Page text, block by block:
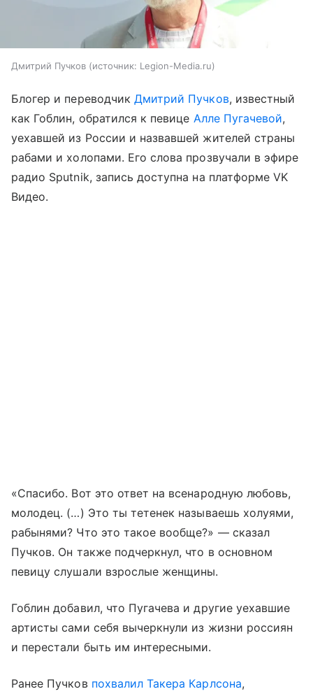
Дмитрий Пучков источник: Legion-Media.ru
Блогер и переводчик Дмитрий Пучков, известный
как Гоблин, обратился к певице Алле Пугачевой,
уехавшей из России и назвавшей жителей страны
рабами и холопами. Его слова прозвучали в эфире
радио Sputnik, запись доступна на платформе VK
Видео.
«Спасибо. Вот это ответ на всенародную любовь,
молодец. (…) Это ты тетенек называешь холуями,
рабынями? Что это такое вообще?» — сказал
Пучков. Он также подчеркнул, что в основном
певицу слушали взрослые женщины.
Гоблин добавил, что Пугачева и другие уехавшие
артисты сами себя вычеркнули из жизни россиян
и перестали быть им интересными.
Ранее Пучков похвалил Такера Карлсона,